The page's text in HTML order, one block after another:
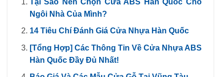
Ngôi Nhà Của Mình?
14 Tiêu Chí Đánh Giá Cửa Nhựa Hàn Quốc
[Tổng Hợp] Các Thông Tin Về Cửa Nhựa ABS
Hàn Quốc Đầy Đủ Nhất!